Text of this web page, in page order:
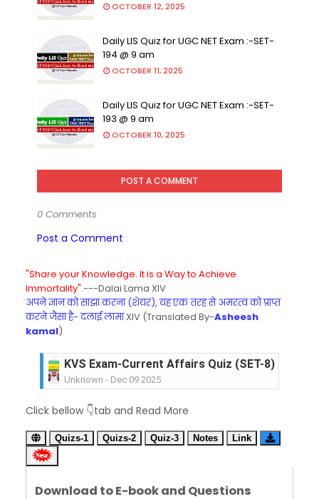
OCTOBER 12, 2025
Daily LIS Quiz for UGC NET Exam :-SET-
194 @ 9 am
OCTOBER 11, 2025
Daily LIS Quiz for UGC NET Exam :-SET-
193 @ 9 am
OCTOBER 10, 2025
POST A COMMENT
0 Comments
Post a Comment
"Share your Knowledge. It is a Way to Achieve
Immortality".---Dalai Lama XIV
अपने ज्ञान को साझा करना (शेयर), यह एक तरह से अमरत्व को प्राप्त
करने जैसा है- दलाई लामाXIV (Translated By-Asheesh
kamal)
KVS Exam-Current Affairs Quiz (SET-8) in
Unknown - Dec 09 2025
Unknown- Dec 08 2025
KVS Exam-Current Affairs Quiz (SET-6) in
Unknown-Dec 07 2025
KVS Exam-Current Affairs Quiz (SET-4) in
Click bellow 👇tab and Read More
Quizs-1 Quizs-2 Quiz-3 Notes Link
Download to E-book and Questions